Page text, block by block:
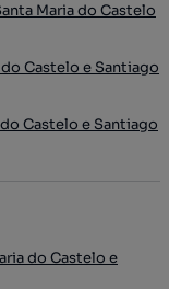
Maria do Castelo
Castelo e Santiago
Castelo e Santiago
do Castelo e